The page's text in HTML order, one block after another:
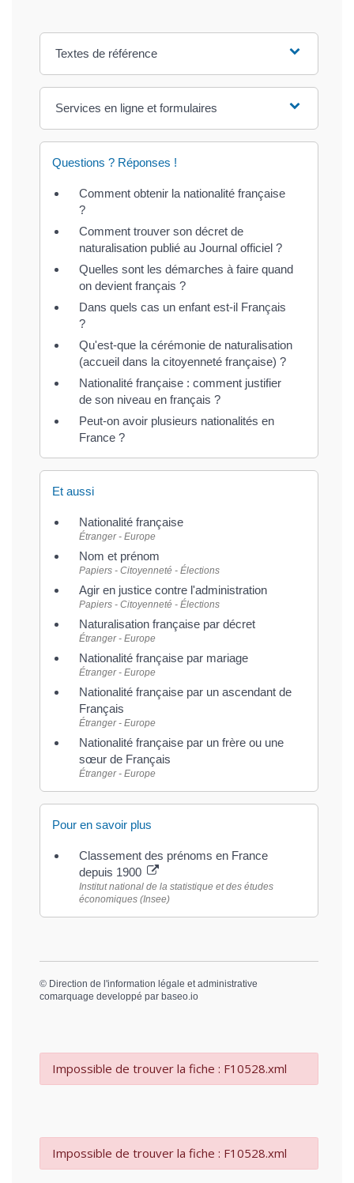
Textes de référence
Services en ligne et formulaires
Questions ? Réponses !
Comment obtenir la nationalité française
?
Comment trouver son décret de
naturalisation publié au Journal officiel ?
Quelles sont les démarches à faire quand
on devient français ?
Dans quels cas un enfant est-il Français
?
Qu'est-que la cérémonie de naturalisation
(accueil dans la citoyenneté française) ?
Nationalité française : comment justifier
de son niveau en français ?
Peut-on avoir plusieurs nationalités en
France ?
Et aussi
Nationalité française
Étranger - Europe
Nom et prénom
Papiers - Citoyenneté - Élections
Agir en justice contre l'administration
Papiers - Citoyenneté - Élections
Naturalisation française par décret
Étranger - Europe
Nationalité française par mariage
Étranger - Europe
Nationalité française par un ascendant de
Français
Étranger - Europe
Nationalité française par un frère ou une
sœur de Français
Étranger - Europe
Pour en savoir plus
Classement des prénoms en France
depuis 1900
Institut national de la statistique et des études
économiques (Insee)
© Direction de l'information légale et administrative
comarquage developpé par baseo.io
Impossible de trouver la fiche : F10528.xml
Impossible de trouver la fiche : F10528.xml